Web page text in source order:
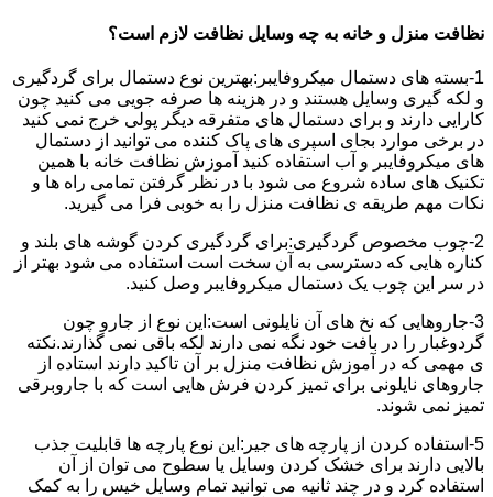
نظافت منزل و خانه به چه وسایل نظافت لازم است؟
1-بسته های دستمال میکروفایبر:بهترین نوع دستمال برای گردگیری
و لکه گیری وسایل هستند و در هزینه ها صرفه جویی می کنید چون
کارایی دارند و برای دستمال های متفرقه دیگر پولی خرج نمی کنید
در برخی موارد بجای اسپری های پاک کننده می توانید از دستمال
های میکروفایبر و آب استفاده کنید آموزش نظافت خانه با همین
تکنیک های ساده شروع می شود با در نظر گرفتن تمامی راه ها و
نکات مهم طریقه ی نظافت منزل را به خوبی فرا می گیرید.
2-چوب مخصوص گردگیری:برای گردگیری کردن گوشه های بلند و
کناره هایی که دسترسی به آن سخت است استفاده می شود بهتر از
در سر این چوب یک دستمال میکروفایبر وصل کنید.
3-جاروهایی که نخ های آن نایلونی است:این نوع از جارو چون
گردوغبار را در بافت خود نگه نمی دارند لکه باقی نمی گذارند.نکته
ی مهمی که در آموزش نظافت منزل بر آن تاکید دارند استاده از
جاروهای نایلونی برای تمیز کردن فرش هایی است که با جاروبرقی
تمیز نمی شوند.
5-استفاده کردن از پارچه های جیر:این نوع پارچه ها قابلیت جذب
بالایی دارند برای خشک کردن وسایل یا سطوح می توان از آن
استفاده کرد و در چند ثانیه می توانید تمام وسایل خیس را به کمک